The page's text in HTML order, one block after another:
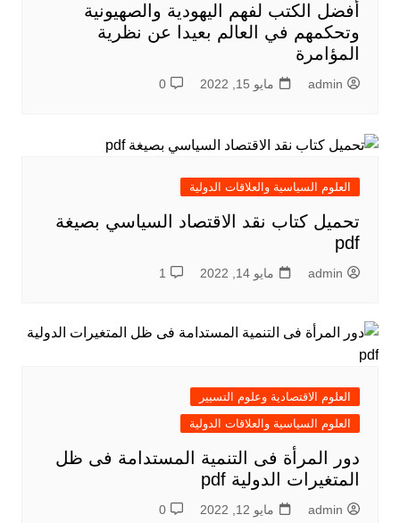
أفضل الكتب لفهم اليهودية والصهيونية
وتحكمهم في العالم بعيدا عن نظرية
المؤامرة
admin مايو 15, 2022 0
العلوم السياسية والعلاقات الدولية
تحميل كتاب نقد الاقتصاد السياسي بصيغة
pdf
admin مايو 14, 2022 1
العلوم الاقتصادية وعلوم التسيير
العلوم السياسية والعلاقات الدولية
دور المرأة فى التنمية المستدامة فى ظل
المتغيرات الدولية pdf
admin مايو 12, 2022 0